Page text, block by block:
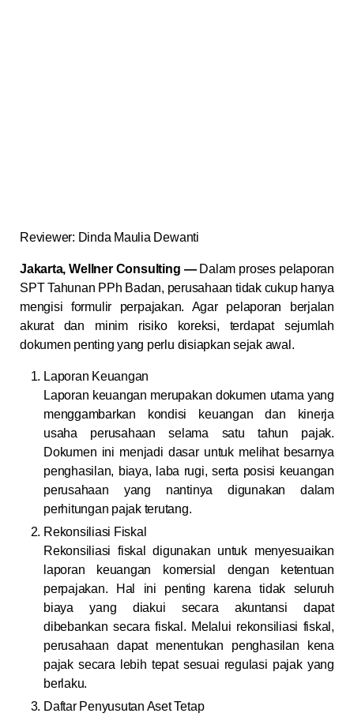
Reviewer: Dinda Maulia Dewanti
Jakarta, Wellner Consulting — Dalam proses pelaporan
SPT Tahunan PPh Badan, perusahaan tidak cukup hanya
mengisi formulir perpajakan. Agar pelaporan berjalan
akurat dan minim risiko koreksi, terdapat sejumlah
dokumen penting yang perlu disiapkan sejak awal.
Laporan Keuangan
Laporan keuangan merupakan dokumen utama yang
menggambarkan kondisi keuangan dan kinerja
usaha perusahaan selama satu tahun pajak.
Dokumen ini menjadi dasar untuk melihat besarnya
penghasilan, biaya, laba rugi, serta posisi keuangan
perusahaan yang nantinya digunakan dalam
perhitungan pajak terutang.
Rekonsiliasi Fiskal
Rekonsiliasi fiskal digunakan untuk menyesuaikan
laporan keuangan komersial dengan ketentuan
perpajakan. Hal ini penting karena tidak seluruh
biaya yang diakui secara akuntansi dapat
dibebankan secara fiskal. Melalui rekonsiliasi fiskal,
perusahaan dapat menentukan penghasilan kena
pajak secara lebih tepat sesuai regulasi pajak yang
berlaku.
Daftar Penyusutan Aset Tetap